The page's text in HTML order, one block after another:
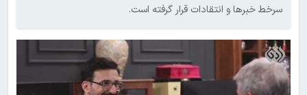
سرخط خبرها و انتقادات قرار گرفته است.